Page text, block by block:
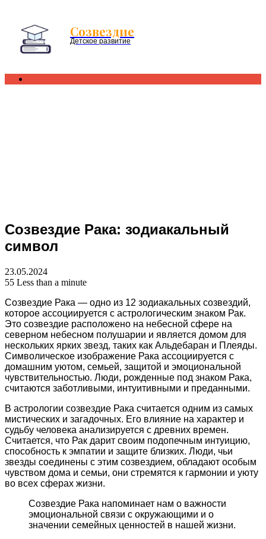
Созвездие
Детское развитие
Созвездие Рака: зодиакальный
символ
23.05.2024
55 Less than a minute
Созвездие Рака — одно из 12 зодиакальных созвездий,
которое ассоциируется с астрологическим знаком Рак.
Это созвездие расположено на небесной сфере на
северном небесном полушарии и является домом для
нескольких ярких звезд, таких как Альдебаран и Плеяды.
Символическое изображение Рака ассоциируется с
домашним уютом, семьей, защитой и эмоциональной
чувствительностью. Люди, рожденные под знаком Рака,
считаются заботливыми, интуитивными и преданными.
В астрологии созвездие Рака считается одним из самых
мистических и загадочных. Его влияние на характер и
судьбу человека анализируется с древних времен.
Считается, что Рак дарит своим подопечным интуицию,
способность к эмпатии и защите близких. Люди, чьи
звезды соединены с этим созвездием, обладают особым
чувством дома и семьи, они стремятся к гармонии и уюту
во всех сферах жизни.
Созвездие Рака напоминает нам о важности
эмоциональной связи с окружающими и о
значении семейных ценностей в нашей жизни.